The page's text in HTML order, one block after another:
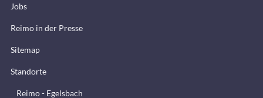
Jobs
Reimo in der Presse
Sitemap
Standorte
Reimo - Egelsbach